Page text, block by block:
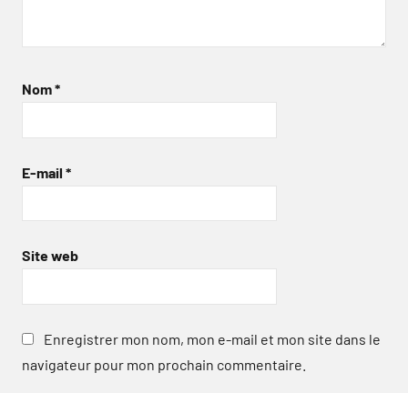
Nom*
E-mail *
Site web
Enregistrer mon nom, mon e-mail et mon site dans le
navigateur pour mon prochain commentaire.